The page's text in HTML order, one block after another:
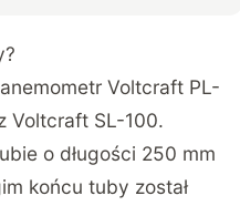
Voltcraft PL-
Voltcraft SL-100.
o długości 250 mm
końcu tuby został